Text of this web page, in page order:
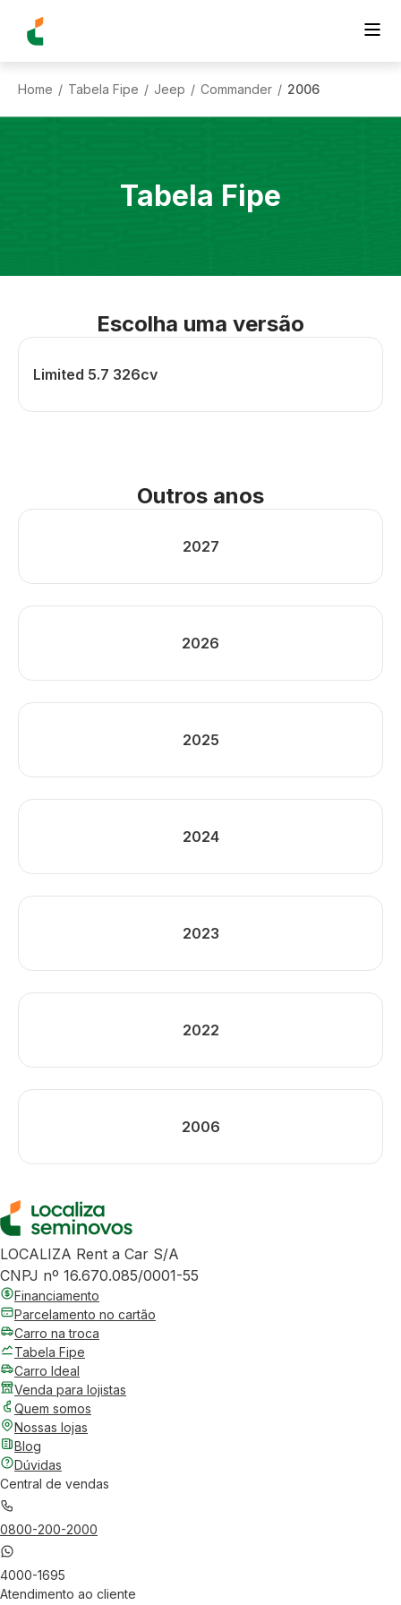
Home / Tabela Fipe / Jeep / Commander / 2006
Tabela Fipe
Escolha uma versão
Limited 5.7 326cv
Outros anos
2027
2026
2025
2024
2023
2022
2006
LOCALIZA Rent a Car S/A
CNPJ nº 16.670.085/0001-55
Financiamento
Parcelamento no cartão
Carro na troca
Tabela Fipe
Carro Ideal
Venda para lojistas
Quem somos
Nossas lojas
Blog
Dúvidas
Central de vendas
0800-200-2000
4000-1695
Atendimento ao cliente